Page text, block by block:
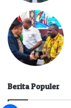
Berita Populer